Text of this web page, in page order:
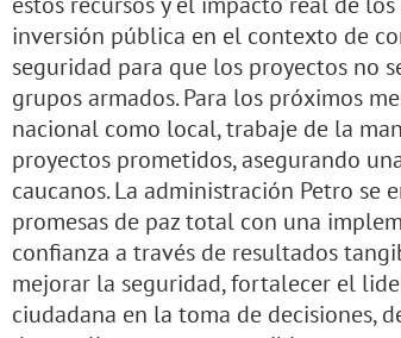
inversión pública en el contexto de
seguridad para que los proyectos no
grupos armados. Para los próximos
nacional como local, trabaje de la
proyectos prometidos, asegurando
caucanos. La administración Petro
promesas de paz total con una
confianza a través de resultados
mejorar la seguridad, fortalecer el
ciudadana en la toma de decisiones,